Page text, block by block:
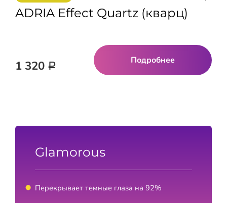
ADRIA Effect Quartz (кварц)
1 320 Р
Подробнее
Glamorous
Перекрывает темные глаза на 92%